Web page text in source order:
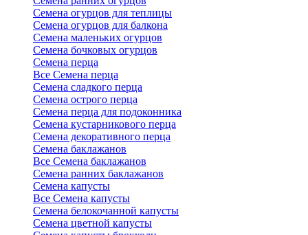
Семена огурцов для теплицы
Семена огурцов для балкона
Семена маленьких огурцов
Семена бочковых огурцов
Семена перца
Все Семена перца
Семена сладкого перца
Семена острого перца
Семена перца для подоконника
Семена кустарникового перца
Семена декоративного перца
Семена баклажанов
Все Семена баклажанов
Семена ранних баклажанов
Семена капусты
Все Семена капусты
Семена белокочанной капусты
Семена цветной капусты